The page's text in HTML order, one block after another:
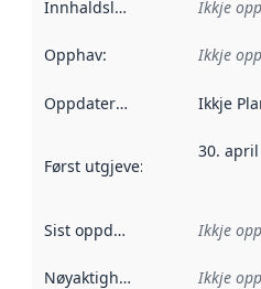
Innhaldsleverandørar :
Ikkje
Opphav: Ikkje
Oppdateringsfrekvens :
Ikkje
Først utgjeve: Denne
30. april
Sist oppdatert Ikkje
Nøyaktigheit Ikkje